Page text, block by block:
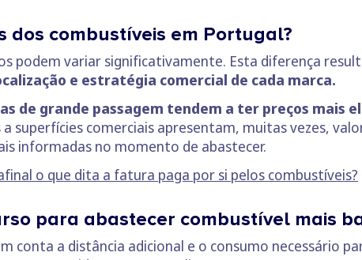
dos combustíveis em Portugal?
podem variar significativamente. Esta diferença
e estratégia comercial de cada marca.
de grande passagem tendem a ter preços mais
superfícies comerciais apresentam, muitas vezes,
informadas no momento de abastecer.
o que dita a fatura paga por si pelos combustíveis?
para abastecer combustível mais
conta a distância adicional e o consumo necessário